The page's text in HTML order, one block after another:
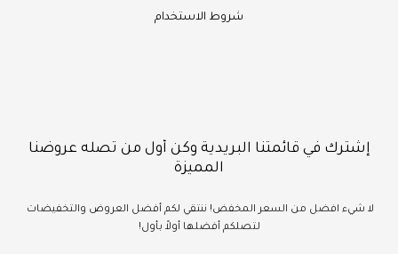
شروط الاستخدام
إشترك في قائمتنا البريدية وكن أول من تصله عروضنا
المميزة
لا شيء افضل من السعر المخفض! ننتقي لكم أفضل العروض والتخفيضات
لتصلكم أفضلها أولاً بأول!